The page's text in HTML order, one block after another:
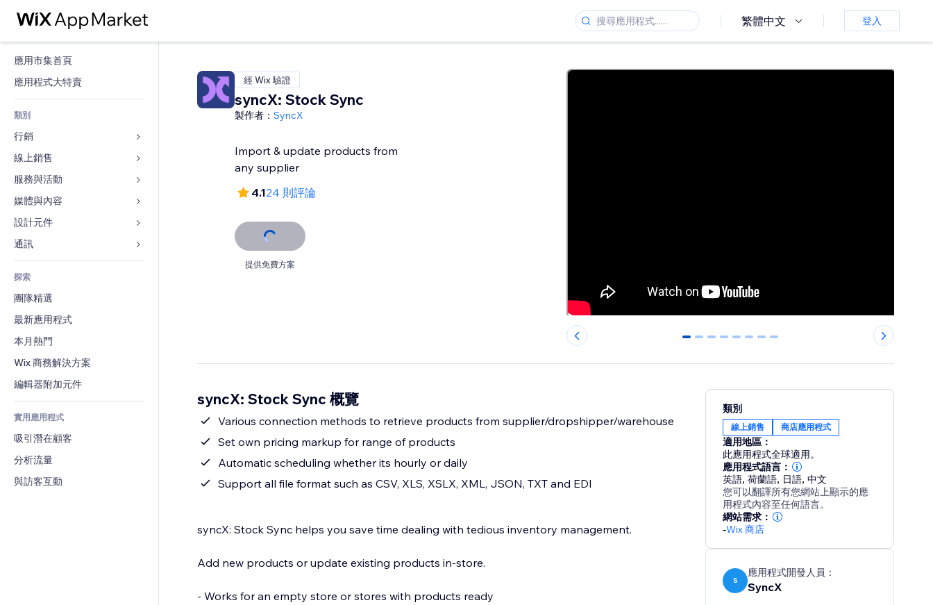
繁體中文 登入
應用市集首頁
應用程式大特賣
類別
行銷
廣告
行動裝置
分析
社交
發佈網站
電子郵件
轉換率
線上銷售
商店應用程式
出貨與送貨
付款按鈕
網路課程
會計
優惠券與酬賓計劃
倉儲解決方案
廠商直送
食品及飲料
服務與活動
旅館
活動
餐廳
不動產
預訂
媒體與內容
圖庫
音樂
Podcast
相片
影片
PDF
檔案分享
新聞
內容服務
設計元件
地圖與導航
隱私與安全性
時鐘
網頁範本
圖片效果
按鈕與選單
橫幅與徽章
計算機
搜尋
天氣
圖表與表格
表單
部落格
投票
聊天
留言
電話
社群
評價與推薦
CRM
探索
團隊精選
最新應用程式
本月熱門
Wix 商務解決方案
編輯器附加元件
實用應用程式
吸引潛在顧客
分析流量
與訪客互動
經 Wix 驗證
syncX: Stock Sync
製作者： SyncX
Import & update products from
any supplier
4.124 則評論
提供免費方案
0 1 2 3 4 5 6 7
syncX: Stock Sync 概覽
Various connection methods to retrieve products from supplier/dropshipper/warehouse
Set own pricing markup for range of products
Automatic scheduling whether its hourly or daily
Support all file format such as CSV, XLS, XSLX, XML, JSON, TXT and EDI
syncX: Stock Sync helps you save time dealing with tedious inventory management.
Add new products or update existing products in-store.
- Works for an empty store or stores with products ready
類別
線上銷售 商店應用程式
適用地區：
此應用程式全球適用。
應用程式語言：
英語,荷蘭語, 日語,中文
您可以翻譯所有您網站上顯示的應
用程式內容至任何語言。
網站需求：
-Wix 商店
S
應用程式開發人員：
SyncX